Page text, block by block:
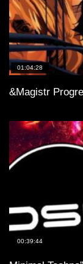
01:04:28
&Magistr
00:39:44